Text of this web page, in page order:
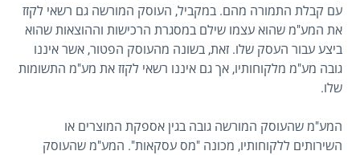
עם קבלת התמורה מהם. במקביל, העוסק המורשה גם רשאי לקזז
את המע"מ שהוא עצמו שילם במסגרת הרכישות וההוצאות שהוא
ביצע עבור העסק שלו. זאת, בשונה מהעוסק הפטור, אשר איננו
גובה מע"מ מלקוחותיו, אך גם איננו רשאי לקזז את מע"מ התשומות
שלו.
המע"מ שהעוסק המורשה גובה בגין אספקת המוצרים או
השירותים ללקוחותיו, מכונה "מס עסקאות". המע"מ שהעוסק